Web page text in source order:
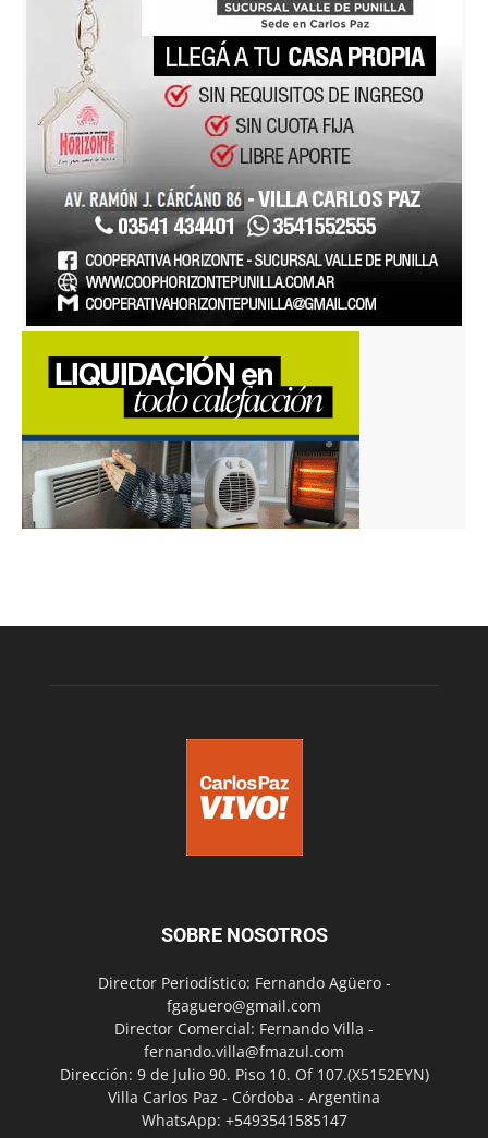
SOBRE NOSOTROS
Director Periodístico: Fernando Agüero -
fgaguero@gmail.com
Director Comercial: Fernando Villa -
fernando.villa@fmazul.com
Dirección: 9 de Julio 90. Piso 10. Of 107.(X5152EYN)
Villa Carlos Paz - Córdoba - Argentina
WhatsApp: +5493541585147